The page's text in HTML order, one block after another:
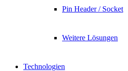
Pin Header / Socket
Weitere Lösungen
Technologien